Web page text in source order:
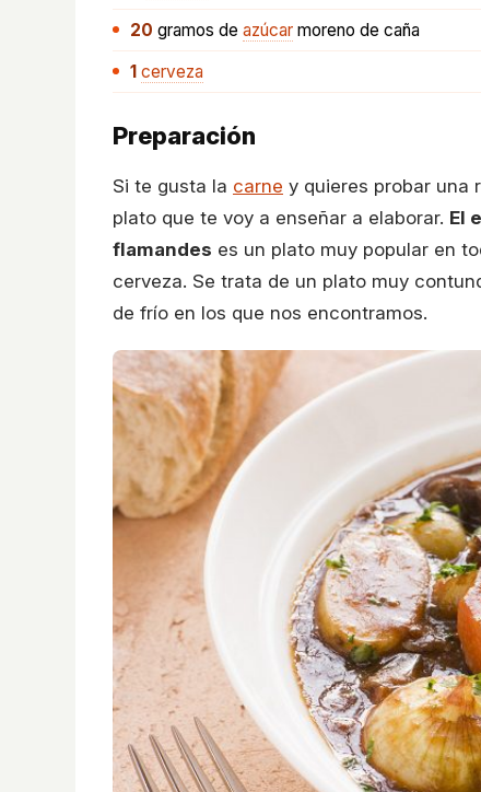
20 gramos de azúcar moreno de caña
1 cerveza
Preparación
Si te gusta la carne y quieres probar una
plato que te voy a enseñar a elaborar. El
flamandes es un plato muy popular en
cerveza. Se trata de un plato muy
de frío en los que nos encontramos.